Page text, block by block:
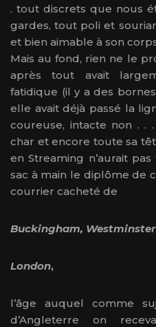
. tout discrets que nous
gardes, tout poli et
et bien aimable à son
Mais au fond, rien ne le
après tout avait
fatidique (il y a des
elle avait déjà passé la
coureuse, intacte non . .
char et encore toute sa
en Streaming n’aurait
sac à main le diplôme de
courrier cacheté de
Buckingham, Westminster
London,
l’âge auquel comme
d’Angleterre on